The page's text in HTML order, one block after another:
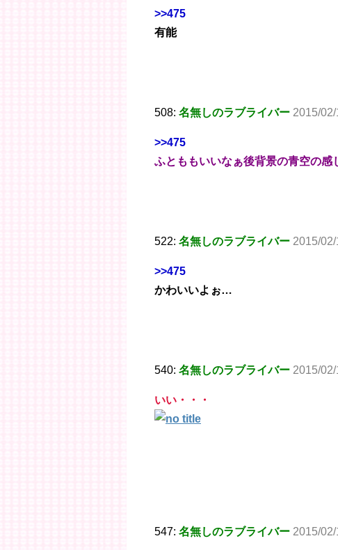
>>475
有能
508: 名無しのラブライバー 2015/
>>475
ふとももいいなぁ後背景の青空の感
522: 名無しのラブライバー 2015/
>>475
かわいいよぉ…
540: 名無しのラブライバー 2015/
いい・・・
547: 名無しのラブライバー 2015/